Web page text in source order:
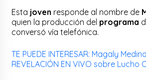
Esta joven responde al nombre de
quien la producción del programa
conversó vía telefónica.
TE PUEDE INTERESAR: Magaly
REVELACIÓN EN VIVO sobre Lucho